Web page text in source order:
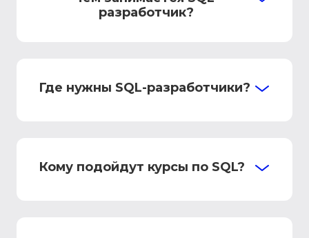
разработчик?
Где нужны SQL-разработчики?
Кому подойдут курсы по SQL?